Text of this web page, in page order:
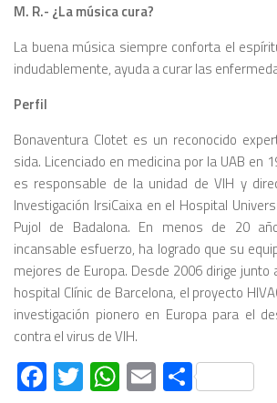
M. R.- ¿La música cura?
La buena música siempre con­forta el
indudablemente, ayuda a curar las
Perfil
Bonaventura Clotet es un reconocido
sida. Licenciado en medicina por la UAB en
es responsable de la unidad de VIH y
Investigación IrsiCaixa en el Hospital
Pujol de Badalona. En menos de 20
incansable esfuerzo, ha logrado que su
mejores de Europa. Desde 2006 dirige junto
hospital Clínic de Barcelona, el proyecto
investigación pionero en Europa para el
contra el virus de VIH.
Facebook
Twitter
WhatsApp
Email